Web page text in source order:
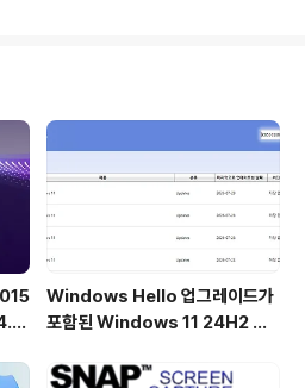
.Ventoy는 "Ventoy
지원합니다.특징:10
파일 복사 속도로만
직접 부팅레거시 +
..
Windows Hello 업그레이드가
포함된 Windows 11 24H2 및
출시